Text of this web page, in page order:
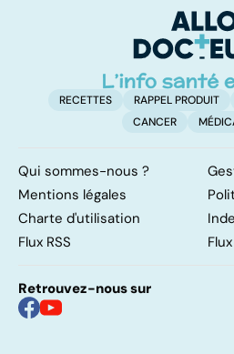
RECETTES RAPPEL PRODUIT
CANCER
Qui sommes-nous ?
Mentions légales
Charte d'utilisation
Flux RSS
Retrouvez-nous sur